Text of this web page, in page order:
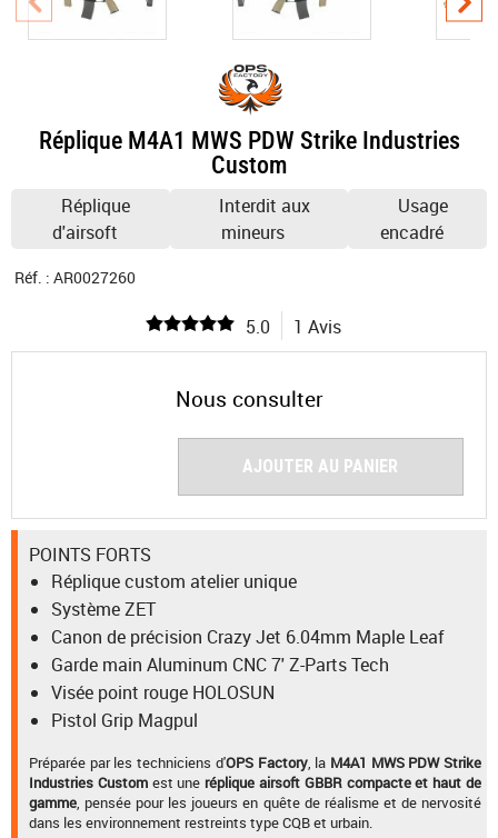
Réplique M4A1 MWS PDW Strike Industries
Custom
Réplique
d'airsoft
Interdit aux
mineurs
Usage
encadré
Réf. : AR0027260
5.0 1 Avis
Nous consulter
AJOUTER AU PANIER
POINTS FORTS
Réplique custom atelier unique
Système ZET
Canon de précision Crazy Jet 6.04mm Maple Leaf
Garde main Aluminum CNC 7' Z-Parts Tech
Visée point rouge HOLOSUN
Pistol Grip Magpul
Préparée par les techniciens d'OPS Factory, la M4A1 MWS PDW Strike
Industries Customest une réplique airsoft GBBR compacte et haut de
gamme, pensée pour les joueurs en quête de réalisme et de nervosité
dans les environnement restreints type CQB et urbain.